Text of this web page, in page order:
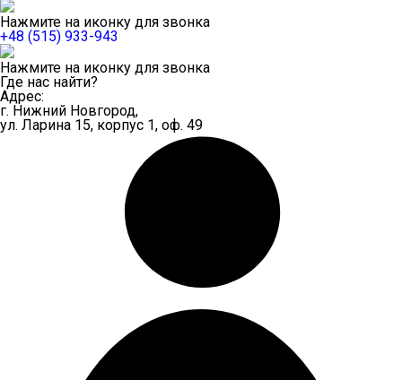
Нажмите на иконку для звонка
+48 (515) 933-943
Нажмите на иконку для звонка
Где нас найти?
Адрес:
г. Нижний Новгород,
ул. Ларина 15, корпус 1, оф. 49